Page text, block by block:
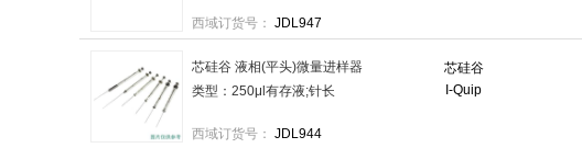
西域订货号： JDL947
芯硅谷
I-Quip
芯硅谷 液相(平头)微量进样器
类型：250μl有存液;针长
售卖规格：1个
西域订货号： JDL944